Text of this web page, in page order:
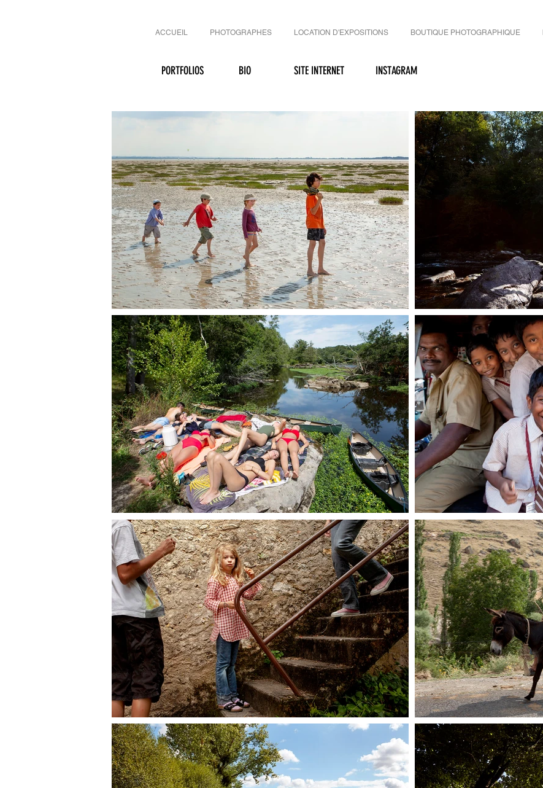
ACCUEIL PHOTOGRAPHES LOCATION D'EXPOSITIONS BOUTIQUE PHOTOGRAPHIQUE
PORTFOLIOS BIO SITE INTERNET INSTAGRAM